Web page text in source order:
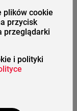
plików cookie
przycisk
przeglądarki
i polityki